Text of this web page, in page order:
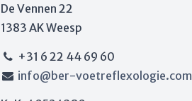
De Vennen 22
1383 AK Weesp
+31 6 22 44 69 60
info@ber-voetreflexologie.com